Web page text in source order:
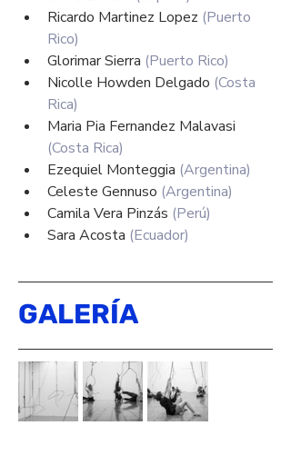
Ricardo Martinez Lopez (Puerto
Rico)
Glorimar Sierra (Puerto Rico)
Nicolle Howden Delgado (Costa
Rica)
Maria Pia Fernandez Malavasi
(Costa Rica)
Ezequiel Monteggia (Argentina)
Celeste Gennuso (Argentina)
Camila Vera Pinzás (Perú)
Sara Acosta (Ecuador)
GALERÍA